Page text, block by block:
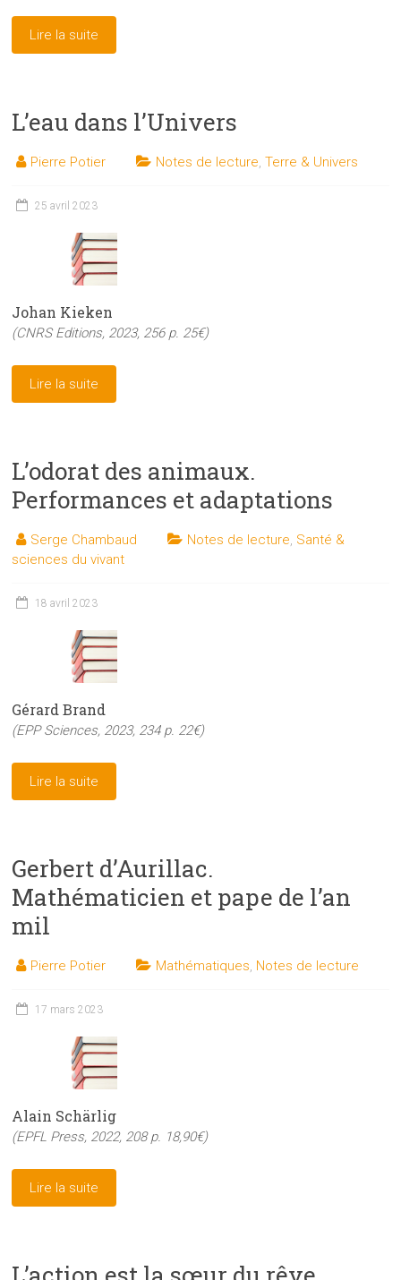
Lire la suite
L’eau dans l’Univers
Pierre Potier Notes de lecture,Terre & Univers
25 avril 2023
Johan Kieken
(CNRS Editions, 2023, 256 p. 25€)
Lire la suite
L’odorat des animaux.
Performances et adaptations
Serge Chambaud Notes de lecture, Santé &
sciences du vivant
18 avril 2023
Gérard Brand
(EPP Sciences, 2023, 234 p. 22€)
Lire la suite
Gerbert d’Aurillac.
Mathématicien et pape de l’an
mil
Pierre Potier Mathématiques, Notes de lecture
17 mars 2023
Alain Schärlig
(EPFL Press, 2022, 208 p. 18,90€)
Lire la suite